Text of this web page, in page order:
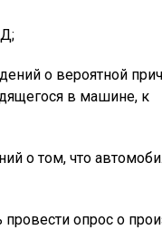
о вероятной
в машине, к
о том, что
провести опрос о